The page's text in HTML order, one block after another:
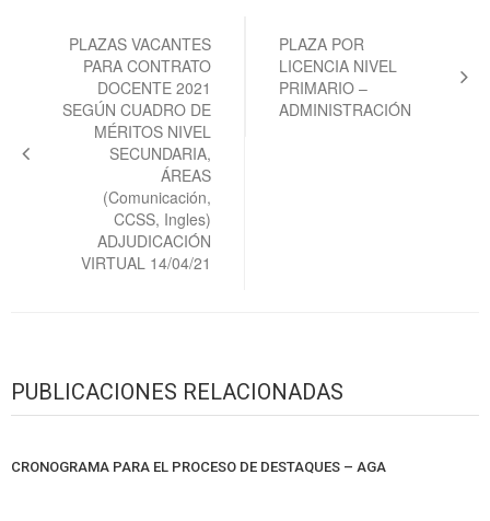
entradas
PLAZAS VACANTES
PARA CONTRATO
DOCENTE 2021
SEGÚN CUADRO DE
MÉRITOS NIVEL
SECUNDARIA,
ÁREAS
(Comunicación,
CCSS, Ingles)
ADJUDICACIÓN
VIRTUAL 14/04/21
PLAZA POR
LICENCIA NIVEL
PRIMARIO –
ADMINISTRACIÓN
PUBLICACIONES RELACIONADAS
CRONOGRAMA PARA EL PROCESO DE DESTAQUES – AGA